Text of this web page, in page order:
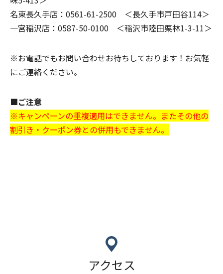
名東長久手店：0561-61-2500 ＜長久手市戸田谷114＞
一宮稲沢店：0587-50-0100 ＜稲沢市陸田栗林1-3-11＞
※お電話でもお問い合わせお待ちしております！お気軽
にご連絡ください。
■ご注意
※キャンペーンの重複適用はできません。またその他の
割引き・クーポン券との併用もできません。
アクセス